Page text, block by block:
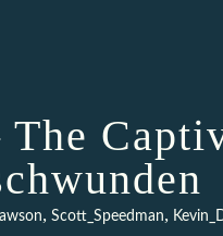
, Scott_Speedman,